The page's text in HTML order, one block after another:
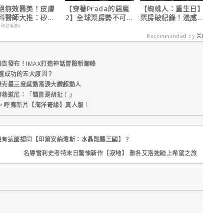
無效醫美！皮膚
醫師大推：矽谷
X 讓肌膚由內而
矽谷電波X
【穿著Prada的惡魔
2】全球票房勢不可
元
【蜘蛛人：重生日】
票房破紀錄！漫威總
讚！
Recommended by
發布！IMAX打造神話冒險新巔峰
成功的五大原因？
克曼三度感動落淚大讚超動人
道尼：「簡直是胡扯！」
應新片【海洋奇緣】真人版！
這麼認同【印第安納瓊斯：水晶骷髏王國】？
名導雷利史考特末日驚悚新作【寂地】 雅各艾洛迪踏上希望之旅